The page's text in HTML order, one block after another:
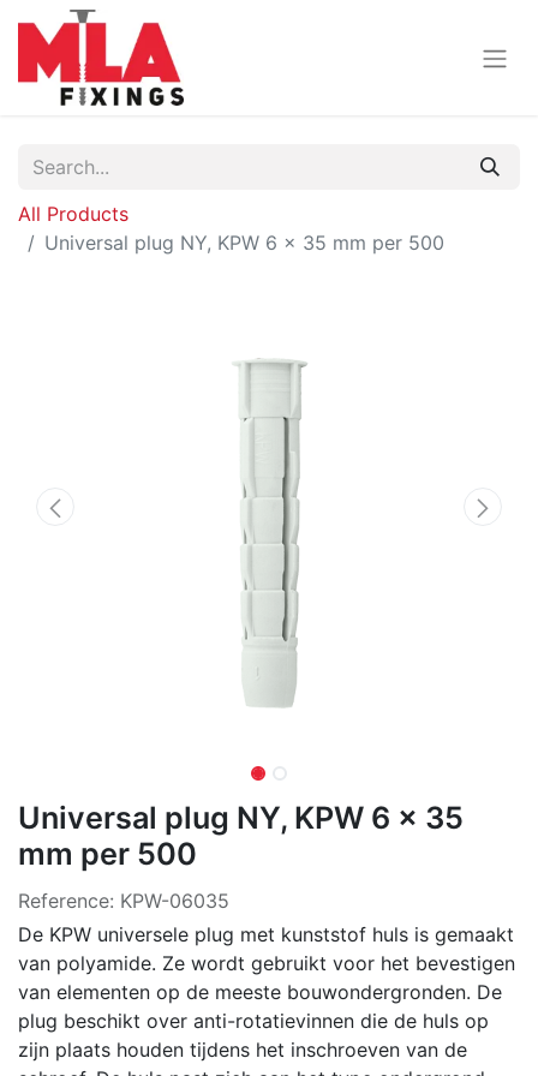
All Products
Universal plug NY, KPW 6 x 35 mm per 500
Universal plug NY, KPW 6 x 35
mm per 500
Reference: KPW-06035
De KPW universele plug met kunststof huls is gemaakt
van polyamide. Ze wordt gebruikt voor het bevestigen
van elementen op de meeste bouwondergronden. De
plug beschikt over anti-rotatievinnen die de huls op
zijn plaats houden tijdens het inschroeven van de